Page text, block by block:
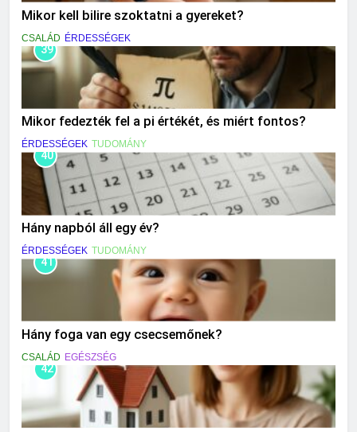
Mikor kell bilire szoktatni a gyereket?
CSALÁD ÉRDESSÉGEK
39
Mikor fedezték fel a pi értékét, és miért fontos?
ÉRDESSÉGEK TUDOMÁNY
40
Hány napból áll egy év?
ÉRDESSÉGEK TUDOMÁNY
41
Hány foga van egy csecsemőnek?
CSALÁD EGÉSZSÉG
42